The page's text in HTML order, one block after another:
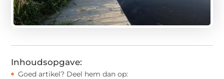
Inhoudsopgave:
Goed artikel? Deel hem dan op: